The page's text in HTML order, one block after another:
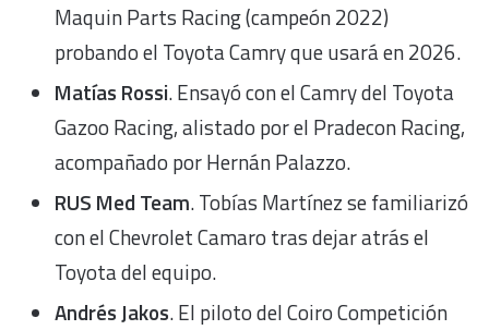
Maquin Parts Racing (campeón 2022)
probando el Toyota Camry que usará en 2026.
Matías Rossi. Ensayó con el Camry del Toyota
Gazoo Racing, alistado por el Pradecon Racing,
acompañado por Hernán Palazzo.
RUS Med Team. Tobías Martínez se familiarizó
con el Chevrolet Camaro tras dejar atrás el
Toyota del equipo.
Andrés Jakos. El piloto del Coiro Competición